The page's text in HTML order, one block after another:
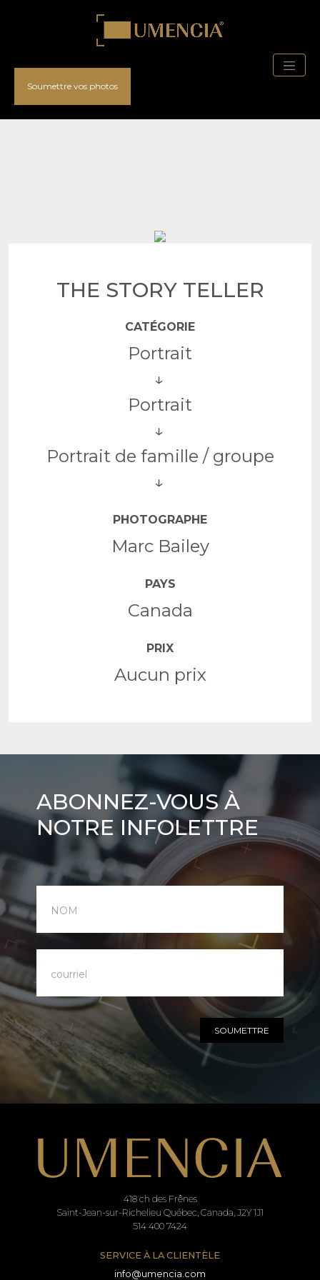
Soumettre vos photos
THE STORY TELLER
CATÉGORIE
Portrait
Portrait
Portrait de famille / groupe
PHOTOGRAPHE
Marc Bailey
PAYS
Canada
PRIX
Aucun prix
Abonnez-
vous
à
notre
infolettre
ABONNEZ-VOUS À
NOTRE INFOLETTRE
SOUMETTRE
418 ch des Frênes
Saint-Jean-sur-Richelieu Québec, Canada, J2Y 1J1
514 400 7424
SERVICE À LA CLIENTÈLE
info@umencia.com